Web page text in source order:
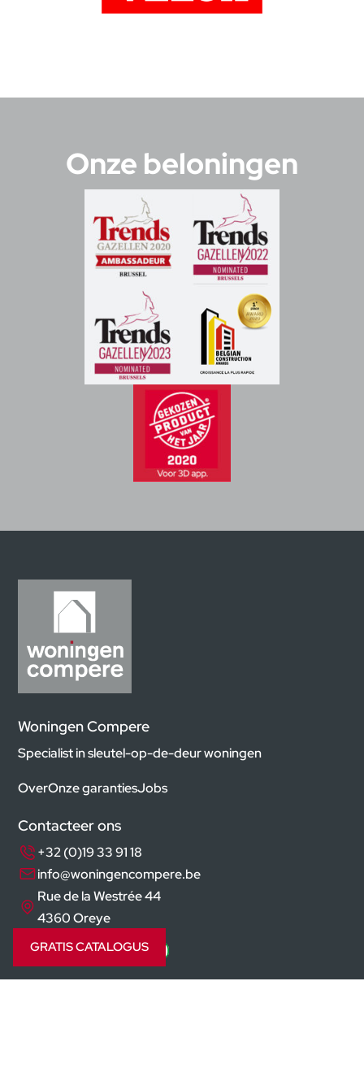
GRATIS CATALOGUS
Onze beloningen
Woningen Compere
Specialist in sleutel-op-de-deur woningen
OverOnze garantiesJobs
Contacteer ons
+32 (0)19 33 91 18
info@woningencompere.be
Rue de la Westrée 44
4360 Oreye